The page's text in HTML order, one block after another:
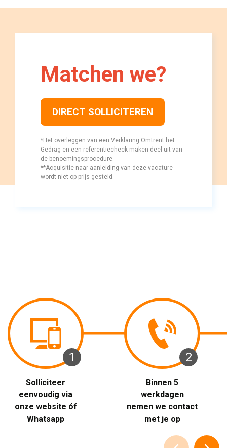
Matchen we?
DIRECT SOLLICITEREN
*Het overleggen van een Verklaring Omtrent het
Gedrag en een referentiecheck maken deel uit van
de benoemingsprocedure.
**Acquisitie naar aanleiding van deze vacature
wordt niet op prijs gesteld.
1
Solliciteer
eenvoudig via
onze website óf
Whatsapp
2
Binnen 5
werkdagen
nemen we contact
met je op